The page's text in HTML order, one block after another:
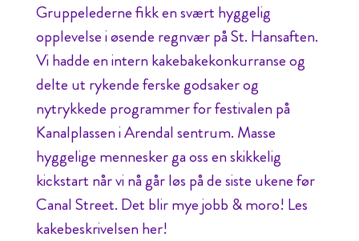
Gruppelederne fikk en svært hyggelig
opplevelse i øsende regnvær på St. Hansaften.
Vi hadde en intern kakebakekonkurranse og
delte ut rykende ferske godsaker og
nytrykkede programmer for festivalen på
Kanalplassen i Arendal sentrum. Masse
hyggelige mennesker ga oss en skikkelig
kickstart når vi nå går løs på de siste ukene før
Canal Street. Det blir mye jobb & moro! Les
kakebeskrivelsen her!